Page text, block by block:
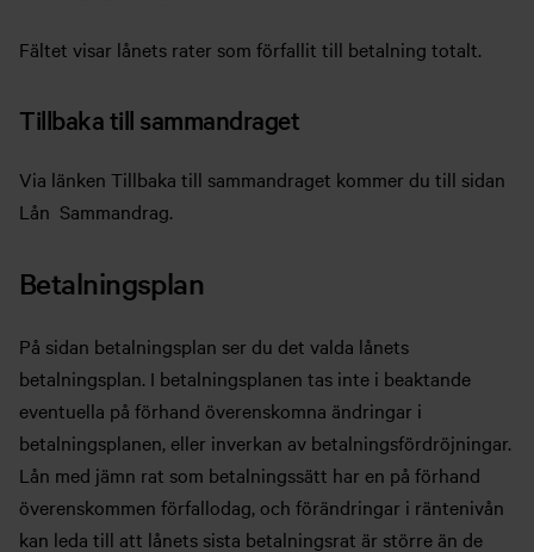
Fältet visar lånets rater som förfallit till betalning totalt.
Tillbaka till sammandraget
Via länken Tillbaka till sammandraget kommer du till sidan
Lån  Sammandrag.
Betalningsplan
På sidan betalningsplan ser du det valda lånets
betalningsplan. I betalningsplanen tas inte i beaktande
eventuella på förhand överenskomna ändringar i
betalningsplanen, eller inverkan av betalningsfördröjningar.
Lån med jämn rat som betalningssätt har en på förhand
överenskommen förfallodag, och förändringar i räntenivån
kan leda till att lånets sista betalningsrat är större än de